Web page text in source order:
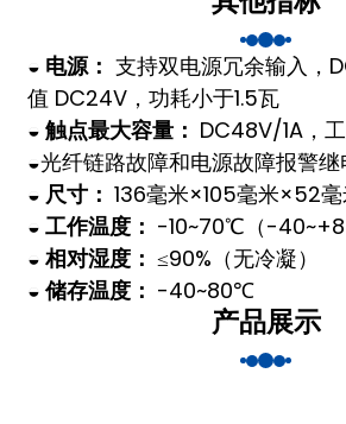
◒ 电源： 支持双电源冗余输入，
值 DC24V，功耗小于1.5瓦
◒ 触点最大容量： DC48V/1A，
◒光纤链路故障和电源故障报警继
◒ 尺寸： 136毫米×105毫米×52
◒ 工作温度： -10~70℃（-
◒ 相对湿度： ≤90%（无冷凝）
◒ 储存温度： -40~80℃
产品展示